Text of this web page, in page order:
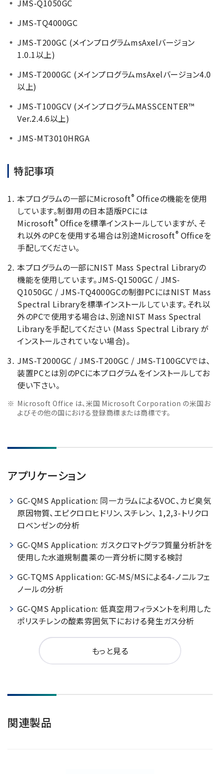
JMS-Q1050GC
JMS-TQ4000GC
JMS-T200GC (メインプログラムmsAxelバージョン
1.0.1以上)
JMS-T2000GC (メインプログラムmsAxelバージョン4.0
以上)
JMS-T100GCV (メインプログラムMASSCENTER™
Ver.2.4.6以上)
JMS-MT3010HRGA
特記事項
本プログラムの一部にMicrosoft® Officeの機能を使用
しています。制御用の日本語版PCには
Microsoft® Officeを標準インストールしていますが、そ
れ以外のPCを使用する場合は別途Microsoft® Officeを
手配してください。
本プログラムの一部にNIST Mass Spectral Libraryの
機能を使用しています。JMS-Q1500GC / JMS-
Q1050GC / JMS-TQ4000GCの制御PCにはNIST Mass
Spectral Libraryを標準インストールしています。それ以
外のPCで使用する場合は、別途NIST Mass Spectral
Libraryを手配してください (Mass Spectral Library が
インストールされていない場合)。
JMS-T2000GC / JMS-T200GC / JMS-T100GCVでは、
装置PCとは別のPCに本プログラムをインストールしてお
使い下さい。
Microsoft Office は、米国 Microsoft Corporation の米国お
よびその他の国における登録商標または商標です。
アプリケーション
GC-QMS Application: 同一カラムによるVOC、カビ臭気
原因物質、エピクロロヒドリン、スチレン、 1,2,3-トリクロ
ロベンゼンの分析
GC-QMS Application: ガスクロマトグラフ質量分析計を
使用した水道規制農薬の一斉分析に関する検討
GC-TQMS Application: GC-MS/MSによる4-ノニルフェ
ノールの分析
GC-QMS Application: 低真空用フィラメントを利用した
ポリスチレンの酸素雰囲気下における発生ガス分析
もっと見る
関連製品